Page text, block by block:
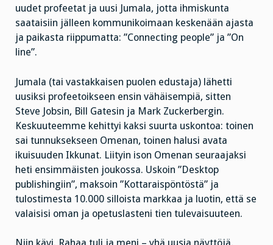
uudet profeetat ja uusi Jumala, jotta ihmiskunta
saataisiin jälleen kommunikoimaan keskenään ajasta
ja paikasta riippumatta: ”Connecting people” ja ”On
line”.
Jumala (tai vastakkaisen puolen edustaja) lähetti
uusiksi profeetoikseen ensin vähäisempiä, sitten
Steve Jobsin, Bill Gatesin ja Mark Zuckerbergin.
Keskuuteemme kehittyi kaksi suurta uskontoa: toinen
sai tunnuksekseen Omenan, toinen halusi avata
ikuisuuden Ikkunat. Liityin ison Omenan seuraajaksi
heti ensimmäisten joukossa. Uskoin ”Desktop
publishingiin”, maksoin ”Kottaraispöntöstä” ja
tulostimesta 10.000 silloista markkaa ja luotin, että se
valaisisi oman ja opetuslasteni tien tulevaisuuteen.